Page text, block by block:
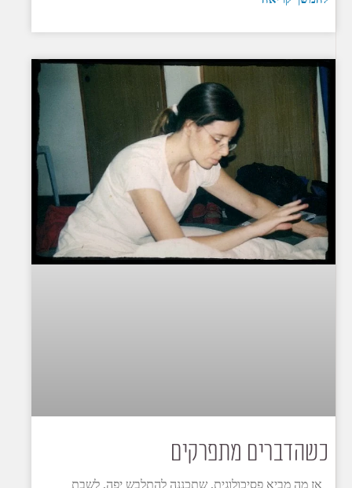
כשהדברים מתפרקים
אז מה מביא פסיכולוגית, שתכננה להתלבש יפה, לשבת